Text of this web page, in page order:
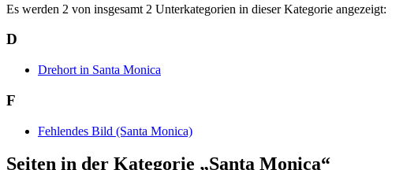
Es werden 2 von insgesamt 2 Unterkategorien in dieser Kategorie angezeigt:
D
Drehort in Santa Monica
F
Fehlendes Bild (Santa Monica)
Seiten in der Kategorie „Santa Monica“